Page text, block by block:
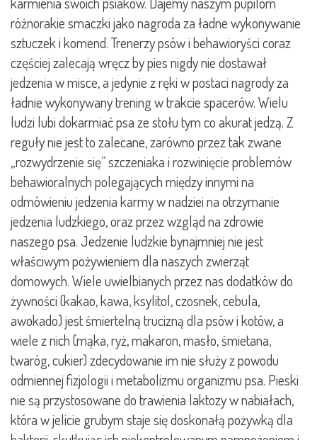
różnorakie smaczki jako nagroda za ładne wykonywanie
sztuczek i komend. Trenerzy psów i behawioryści coraz
częściej zalecają wręcz by pies nigdy nie dostawał
jedzenia w misce, a jedynie z ręki w postaci nagrody za
ładnie wykonywany trening w trakcie spacerów. Wielu
ludzi lubi dokarmiać psa ze stołu tym co akurat jedzą. Z
reguły nie jest to zalecane, zarówno przez tak zwane
„rozwydrzenie się” szczeniaka i rozwinięcie problemów
behawioralnych polegających między innymi na
odmówieniu jedzenia karmy w nadziei na otrzymanie
jedzenia ludzkiego, oraz przez wzgląd na zdrowie
naszego psa. Jedzenie ludzkie bynajmniej nie jest
właściwym pożywieniem dla naszych zwierząt
domowych. Wiele uwielbianych przez nas dodatków do
żywności (kakao, kawa, ksylitol, czosnek, cebula,
awokado) jest śmiertelną trucizną dla psów i kotów, a
wiele z nich (mąka, ryż, makaron, masło, śmietana,
twaróg, cukier) zdecydowanie im nie służy z powodu
odmiennej fizjologii i metabolizmu organizmu psa. Pieski
nie są przystosowane do trawienia laktozy w nabiałach,
która w jelicie grubym staje się doskonałą pożywką dla